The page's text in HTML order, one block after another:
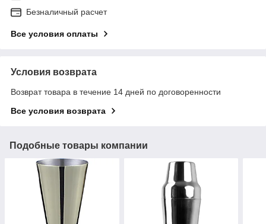
Безналичный расчет
Все условия оплаты
Условия возврата
Возврат товара в течение 14 дней по договоренности
Все условия возврата
Подобные товары компании